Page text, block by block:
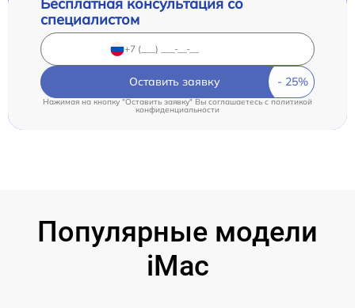
специалистом
Оставить заявку
Нажимая на кнопку "Оставить заявку" Вы соглашаетесь cполитикой
конфиденциальности
Популярные модели
iMac